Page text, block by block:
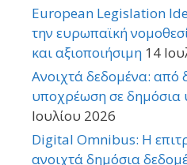
European Legislation
την ευρωπαϊκή
και αξιοποιήσιμη 14
Ανοιχτά δεδομένα: από
υποχρέωση σε δημόσια
Ιουλίου 2026
Digital Omnibus: Η
ανοιχτά δημόσια